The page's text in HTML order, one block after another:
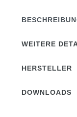
WEITERE
HERSTELLER
DOWNLOADS